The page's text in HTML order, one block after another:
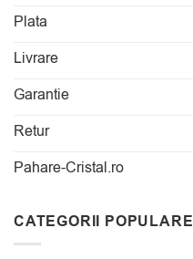
Plata
Livrare
Garantie
Retur
Pahare-Cristal.ro
CATEGORII POPULARE